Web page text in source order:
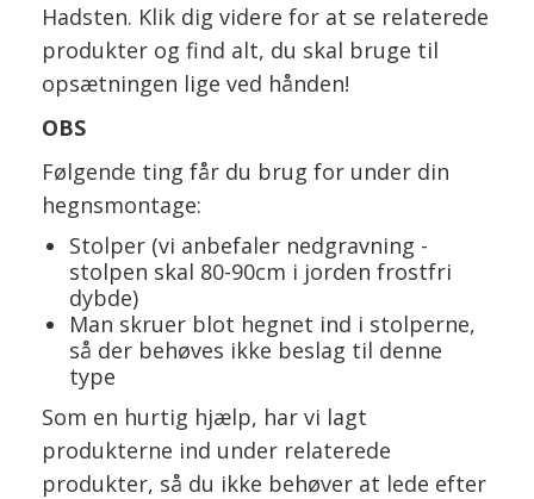
Hadsten. Klik dig videre for at se relaterede
produkter og find alt, du skal bruge til
opsætningen lige ved hånden!
OBS
Følgende ting får du brug for under din
hegnsmontage:
Stolper (vi anbefaler nedgravning -
stolpen skal 80-90cm i jorden frostfri
dybde)
Man skruer blot hegnet ind i stolperne,
så der behøves ikke beslag til denne
type
Som en hurtig hjælp, har vi lagt
produkterne ind under relaterede
produkter, så du ikke behøver at lede efter